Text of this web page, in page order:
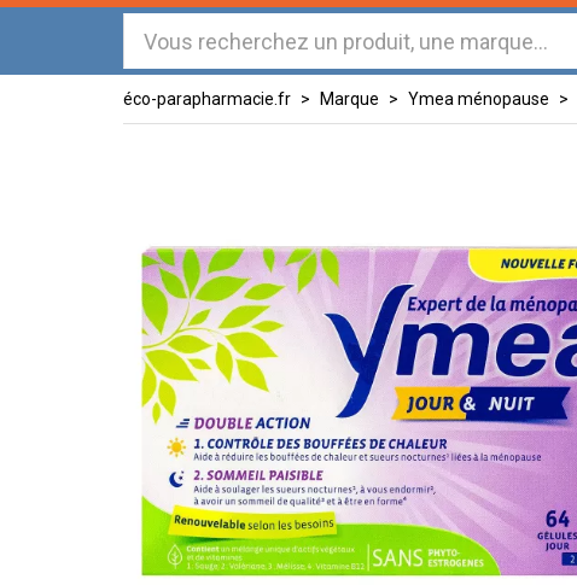
éco-
parapharmacie.fr
éco-parapharmacie.fr Marque Ymea ménopause